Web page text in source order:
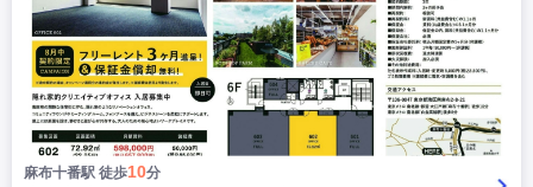
麻布十番駅 徒歩10分